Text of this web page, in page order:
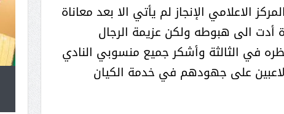
الاعلامي الإنجاز لم يأتي الا بعد معاناة
الى هبوطه ولكن عزيمة الرجال
في الثالثة وأشكر جميع منسوبي النادي
على جهودهم في خدمة الكيانالمؤشرات الجغرافية للتمور ورشة
عمل ينظمها موسم عنيزة
بن حسين آل سلامة